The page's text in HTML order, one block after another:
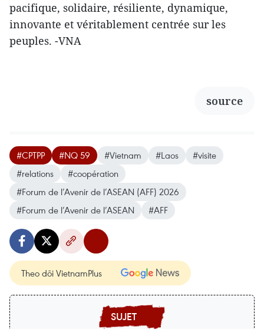
pacifique, solidaire, résiliente, dynamique,
innovante et véritablement centrée sur les
peuples. -VNA
source
#CPTPP #NQ 59 #Vietnam #Laos
#visite
#relations
#coopération
#Forum de l’Avenir de l’ASEAN (AFF) 2026
#Forum de l’Avenir de l’ASEAN
#AFF
Theo dõi VietnamPlus